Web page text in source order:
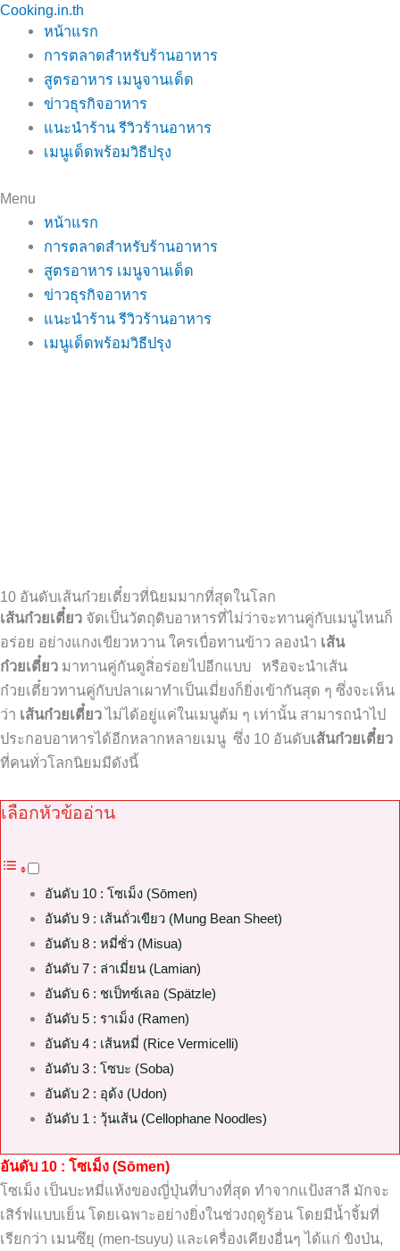
Skip
content
Cooking.in.th
หน้าแรก
การตลาดสำหรับร้านอาหาร
สูตรอาหาร เมนูจานเด็ด
ข่าวธุรกิจอาหาร
แนะนำร้าน รีวิวร้านอาหาร
เมนูเด็ดพร้อมวิธีปรุง
Menu
หน้าแรก
การตลาดสำหรับร้านอาหาร
สูตรอาหาร เมนูจานเด็ด
ข่าวธุรกิจอาหาร
แนะนำร้าน รีวิวร้านอาหาร
เมนูเด็ดพร้อมวิธีปรุง
10 อันดับเส้นก๋วยเตี๋ยวที่นิยมมากที่สุดในโลก
เส้นก๋วยเตี๋ยว จัดเป็นวัตถุดิบอาหารที่ไม่ว่าจะทานคู่กับเมนูไหนก็
อร่อย อย่างแกงเขียวหวาน ใครเบื่อทานข้าว ลองนำ เส้น
ก๋วยเตี๋ยว มาทานคู่กันดูสิ่อร่อยไปอีกแบบ หรือจะนำเส้น
ก๋วยเตี๋ยวทานคู่กับปลาเผาทำเป็นเมี่ยงก็ยิ่งเข้ากันสุด ๆ ซึ่งจะเห็น
ว่า เส้นก๋วยเตี๋ยวไม่ได้อยู่แค่ในเมนูต้ม ๆ เท่านั้น สามารถนำไป
ประกอบอาหารได้อีกหลากหลายเมนู ซึ่ง 10 อันดับเส้นก๋วยเตี๋ยว
ที่คนทั่วโลกนิยมมีดังนี้
เลือกหัวข้ออ่าน
อันดับ 10 : โซเม็ง (Sōmen)
อันดับ 9 : เส้นถั่วเขียว (Mung Bean Sheet)
อันดับ 8 : หมี่ซั่ว (Misua)
อันดับ 7 : ล่าเมี่ยน (Lamian)
อันดับ 6 : ชเป็ทซ์เลอ (Spätzle)
อันดับ 5 : ราเม็ง (Ramen)
อันดับ 4 : เส้นหมี่ (Rice Vermicelli)
อันดับ 3 : โซบะ (Soba)
อันดับ 2 : อุด้ง (Udon)
อันดับ 1 : วุ้นเส้น (Cellophane Noodles)
อันดับ 10 : โซเม็ง (Sōmen)
โซเม็ง เป็นบะหมี่แห้งของญี่ปุ่นที่บางที่สุด ทำจากแป้งสาลี มักจะ
เสิร์ฟแบบเย็น โดยเฉพาะอย่างยิ่งในช่วงฤดูร้อน โดยมีน้ำจิ้มที่
เรียกว่า เมนซึยุ (men-tsuyu) และเครื่องเคียงอื่นๆ ได้แก่ ขิงป่น,